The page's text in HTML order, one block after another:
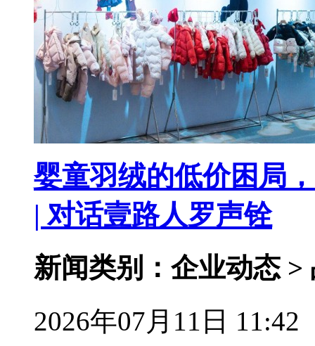
婴童羽绒的低价困局
| 对话壹路人罗声铨
新闻类别：企业动态 >
2026年07月11日 11:42